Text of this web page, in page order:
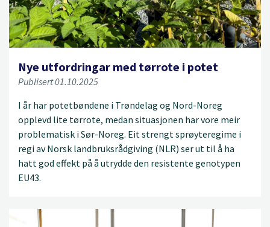
Nye utfordringar med tørrote i potet
Publisert 01.10.2025
I år har potetbøndene i Trøndelag og Nord-Noreg
opplevd lite tørrote, medan situasjonen har vore meir
problematisk i Sør-Noreg. Eit strengt sprøyteregime i
regi av Norsk landbruksrådgiving (NLR) ser ut til å ha
hatt god effekt på å utrydde den resistente genotypen
EU43.